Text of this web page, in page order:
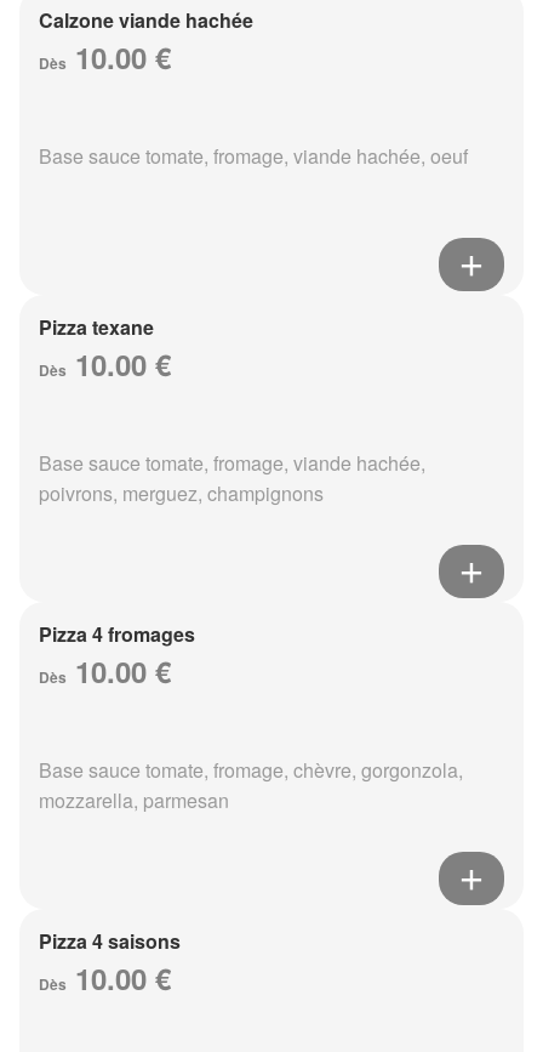
Calzone viande hachée
Dès 10.00 €
Base sauce tomate, fromage, viande hachée, oeuf
Pizza texane
Dès 10.00 €
Base sauce tomate, fromage, viande hachée,
poivrons, merguez, champignons
Pizza 4 fromages
Dès 10.00 €
Base sauce tomate, fromage, chèvre, gorgonzola,
mozzarella, parmesan
Pizza 4 saisons
Dès 10.00 €